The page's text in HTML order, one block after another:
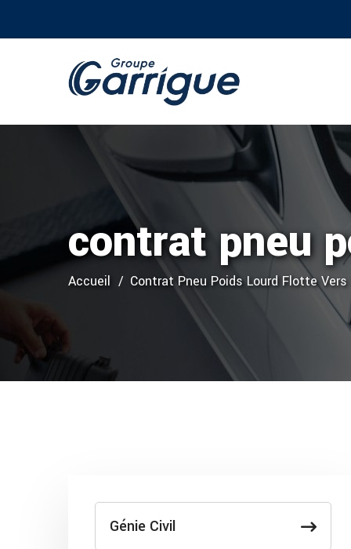
contrat pneu
Accueil Contrat Pneu Poids Lourd Flotte Vers
Génie Civil